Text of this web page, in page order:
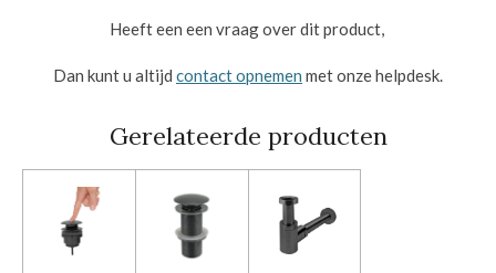
Heeft een een vraag over dit product,
Dan kunt u altijd contact opnemen met onze helpdesk.
Gerelateerde producten